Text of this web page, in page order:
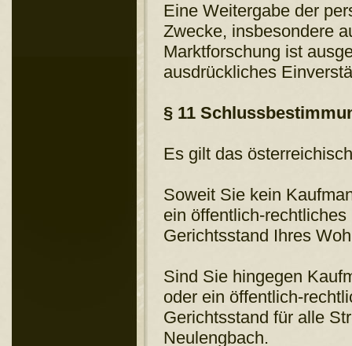
Eine Weitergabe der
Zwecke, insbesondere
Marktforschung ist
ausdrückliches
§ 11
Es gilt das
Soweit Sie kein
ein öffentlich-
Gerichtsstand Ihres
Sind Sie hingegen
oder ein öffentlich-
Gerichtsstand für alle
Neulengbach.